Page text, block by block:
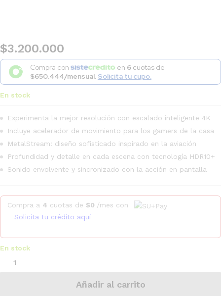
$3.200.000
Compra con en 6cuotas de
$650.444/mensual. Solicita tu cupo.
En stock
Experimenta la mejor resolución con escalado inteligente 4K
Incluye acelerador de movimiento para los gamers de la casa
MetalStream: diseño sofisticado inspirado en la aviación
Profundidad y detalle en cada escena con tecnología HDR10+
Sonido envolvente y sincronizado con la acción en pantalla
Compra a 4 cuotas de $0 /mes con
Solicita tu crédito aquí
En stock
Añadir al carrito